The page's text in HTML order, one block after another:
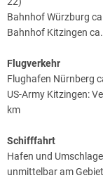
Golfen sie auf einem
Golfplatz "Schloß
Golfclub Kitzingen
Kitzingen den Blick
liegen ca. 5 Minuten
welchen Sie
Kitzingen fahren Sie
"Golfclub Kitzingen e.
Bahnhof Würzburg
Bahnhof Kitzingen
Flugverkehr
Flughafen Nürnberg
US-Army Kitzingen:
km
Schifffahrt
Hafen und
unmittelbar am Gebiet